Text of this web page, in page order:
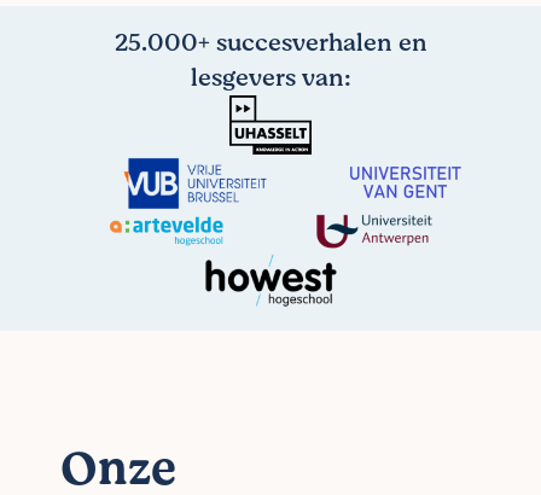
25.000+ succesverhalen en
lesgevers van:
Onze